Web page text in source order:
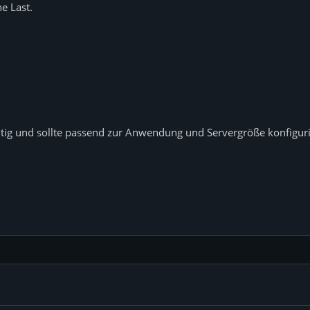
Last.
und sollte passend zur Anwendung und Servergröße